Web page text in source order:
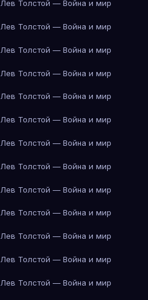
Лев Толстой — Война и мир
Лев Толстой — Война и мир
Лев Толстой — Война и мир
Лев Толстой — Война и мир
Лев Толстой — Война и мир
Лев Толстой — Война и мир
Лев Толстой — Война и мир
Лев Толстой — Война и мир
Лев Толстой — Война и мир
Лев Толстой — Война и мир
Лев Толстой — Война и мир
Лев Толстой — Война и мир
Лев Толстой — Война и мир